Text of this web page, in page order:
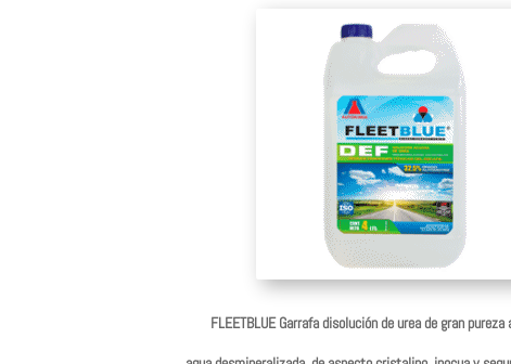
FLEETBLUE Garrafa disolución de urea de gran